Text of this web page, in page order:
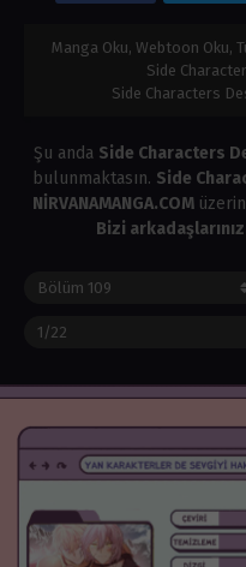
Manga Oku, Webtoon Oku,
Side
Side Characters
Şu anda Side Characters
bulunmaktasın. Side
NİRVANAMANGA.COM
Bizi